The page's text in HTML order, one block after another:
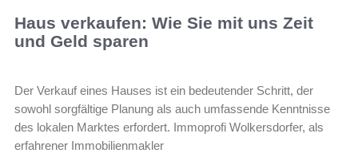
Haus verkaufen: Wie Sie mit uns Zeit
und Geld sparen
Der Verkauf eines Hauses ist ein bedeutender Schritt, der
sowohl sorgfältige Planung als auch umfassende Kenntnisse
des lokalen Marktes erfordert. Immoprofi Wolkersdorfer, als
erfahrener Immobilienmakler